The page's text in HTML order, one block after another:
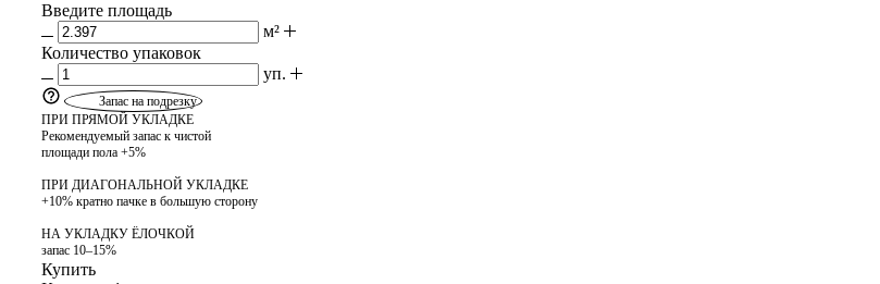
Введите площадь
м²
Количество упаковок
уп.
Запас на подрезку
ПРИ ПРЯМОЙ УКЛАДКЕ
Рекомендуемый запас к чистой
площади пола +5%
ПРИ ДИАГОНАЛЬНОЙ УКЛАДКЕ
+10% кратно пачке в большую сторону
НА УКЛАДКУ ЁЛОЧКОЙ
запас 10–15%
Купить